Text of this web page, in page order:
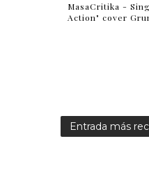
MasaCritika -
Action" cover
Entrada más